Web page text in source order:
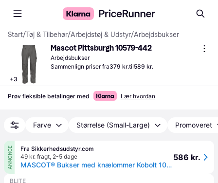
Start/Tøj & Tilbehør/Arbejdstøj & Udstyr/Arbejdsbukser
+3
Mascot Pittsburgh 10579-442
Arbejdsbukser
Sammenlign priser fra379 kr.til589 kr.
Prøv fleksible betalinger med Lær hvordan
Farve Størrelse (Small-Large) Promoveret
ANNONCE
Fra Sikkerhedsudstyr.com
49 kr. fragt, 2-5 dage
MASCOT® Bukser med knælommer Kobolt 10579-442-11 82C51
586 kr.
BLITE